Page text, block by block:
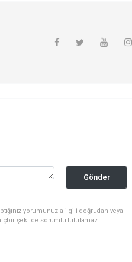
Gönder
yorumunuzla ilgili doğrudan veya
şekilde sorumlu tutulamaz.